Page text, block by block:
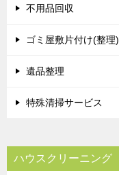
不用品回収
ゴミ屋敷片付け(整理)
遺品整理
特殊清掃サービス
ハウスクリーニング